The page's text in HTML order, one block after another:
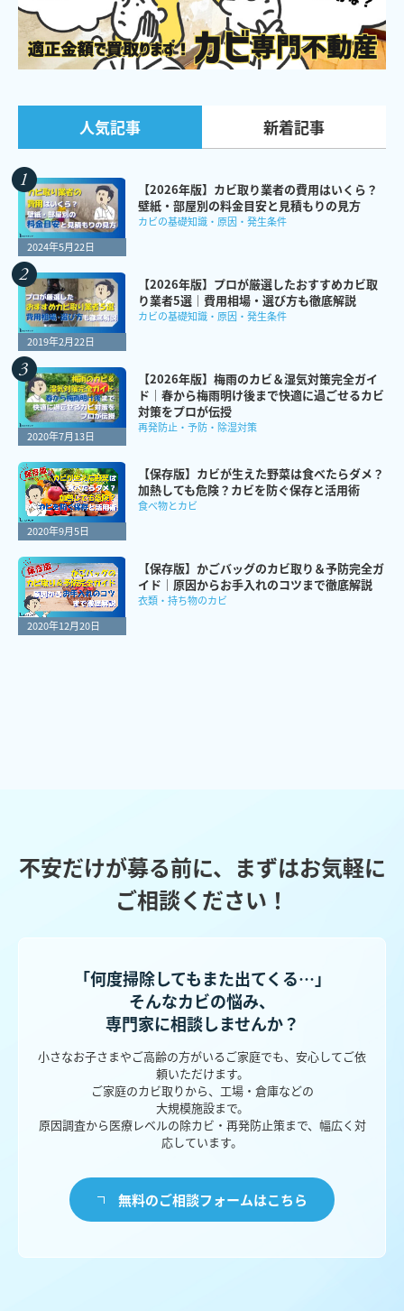
人気記事 新着記事
2024年5月22日
【2026年版】カビ取り業者の費用はいくら？
壁紙・部屋別の料金目安と見積もりの見方
カビの基礎知識・原因・発生条件
2019年2月22日
【2026年版】プロが厳選したおすすめカビ取
り業者5選｜費用相場・選び方も徹底解説
カビの基礎知識・原因・発生条件
2020年7月13日
【2026年版】梅雨のカビ＆湿気対策完全ガイ
ド｜春から梅雨明け後まで快適に過ごせるカビ
対策をプロが伝授
再発防止・予防・除湿対策
2020年9月5日
【保存版】カビが生えた野菜は食べたらダメ？
加熱しても危険？カビを防ぐ保存と活用術
食べ物とカビ
2020年12月20日
【保存版】かごバッグのカビ取り＆予防完全ガ
イド｜原因からお手入れのコツまで徹底解説
衣類・持ち物のカビ
不安だけが募る前に、まずはお気軽に
ご相談ください！
「何度掃除してもまた出てくる…」
そんなカビの悩み、
専門家に相談しませんか？
小さなお子さまやご高齢の方がいるご家庭でも、安心してご依
頼いただけます。
ご家庭のカビ取りから、工場・倉庫などの
大規模施設まで。
原因調査から医療レベルの除カビ・再発防止策まで、幅広く対
応しています。
無料のご相談フォームはこちら